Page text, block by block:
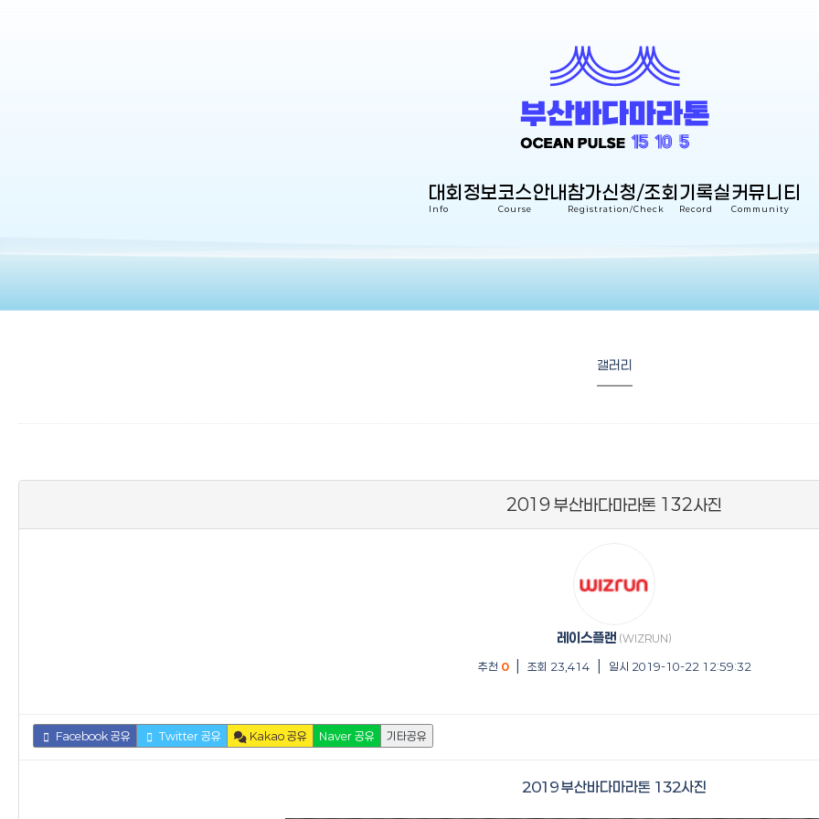
대회정보
Info
코스안내
Course
참가신청/조회
Registration/Check
기록실
Record
커뮤니티
Community
갤러리
2019 부산바다마라톤 132사진
레이스플랜 (WIZRUN)
추천 0 조회 23,414 일시 2019-10-22 12:59:32
Facebook 공유 Twitter 공유 Kakao 공유 Naver 공유 기타공유
2019 부산바다마라톤 132사진